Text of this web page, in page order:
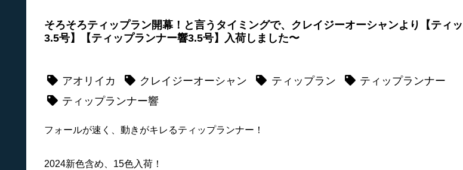
そろそろティップラン開幕！と言うタイミングで、クレイジーオーシャンより【ティ
3.5号】【ティップランナー響3.5号】入荷しました〜
アオリイカ クレイジーオーシャン ティップラン
ティップランナー
ティップランナー響
フォールが速く、動きがキレるティップランナー！
2024新色含め、15色入荷！